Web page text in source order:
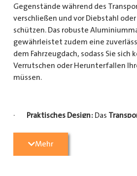
Gegenstände während des
verschließen und vor Diebstahl
schützen. Das robuste
gewährleistet zudem eine
dem Fahrzeugdach, sodass Sie sich
Verrutschen oder Herunterfallen
müssen.
· Praktisches Design: Das
Gegenständen sicher und einfach
Mehr